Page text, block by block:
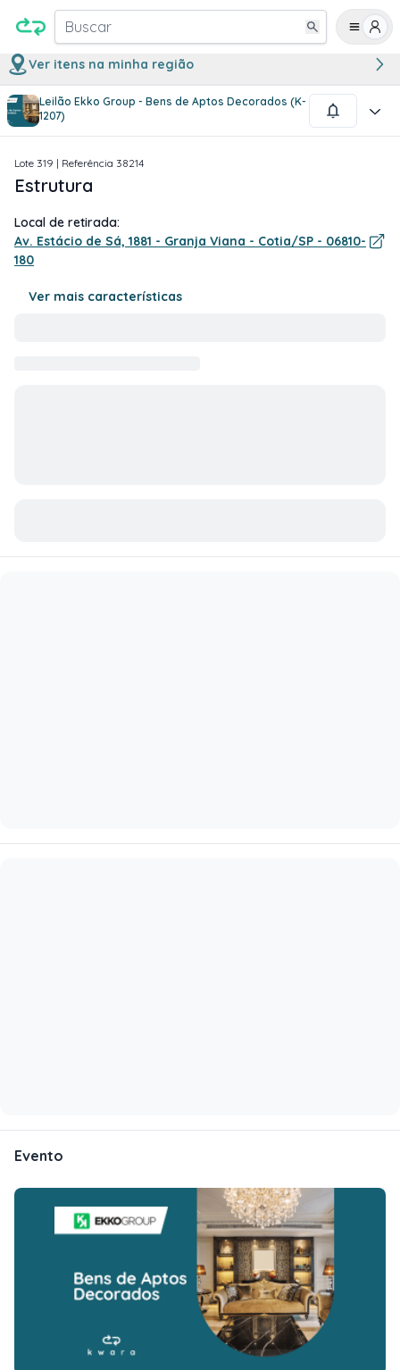
Buscar
Ver itens na minha região
Leilão Ekko Group - Bens de Aptos Decorados (K-
1207)
1/2
Lote 319 | Referência 38214
Estrutura
Local de retirada:
Av. Estácio de Sá, 1881 - Granja Viana - Cotia/SP - 06810-
180
Ver mais características
Evento